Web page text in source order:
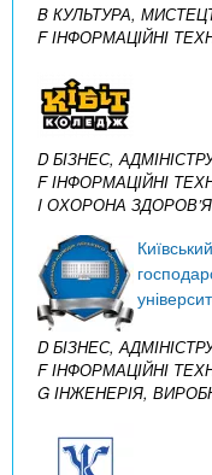
B КУЛЬТУРА,
F ІНФОРМАЦІЙНІ
D БІЗНЕС,
F ІНФОРМАЦІЙНІ
I ОХОРОНА
D БІЗНЕС,
F ІНФОРМАЦІЙНІ
G ІНЖЕНЕРІЯ,